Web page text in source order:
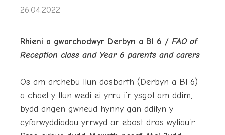
26.04.2022
Rhieni a gwarchodwyr Derbyn a Bl 6 / FAO of
Reception class and Year 6 parents and carers
Os am archebu llun dosbarth (Derbyn a Bl 6)
a chael y llun wedi ei yrru i’r ysgol am ddim,
bydd angen gwneud hynny gan ddilyn y
cyfarwyddiadau yrrwyd ar ebost dros wyliau’r